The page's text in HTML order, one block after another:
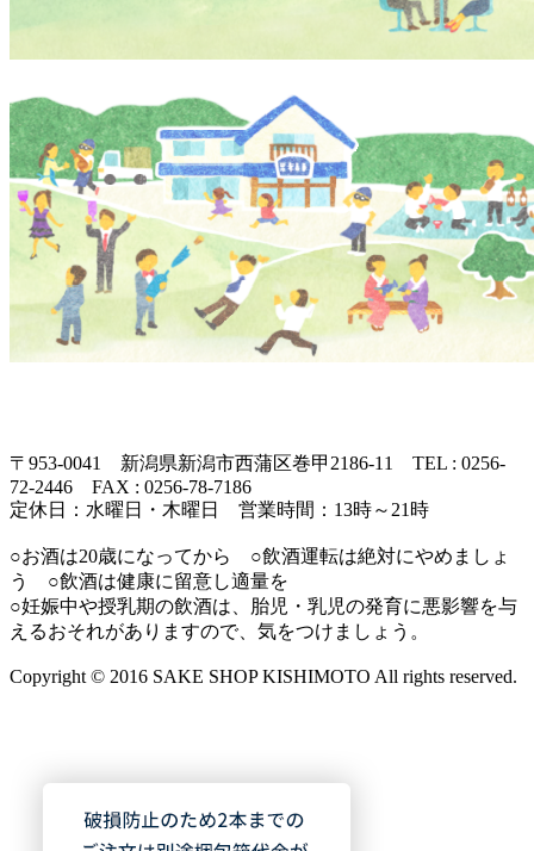
〒953-0041 新潟県新潟市西蒲区巻甲2186-11 TEL : 0256-
72-2446 FAX : 0256-78-7186
定休日：水曜日・木曜日 営業時間：13時～21時
○お酒は20歳になってから ○飲酒運転は絶対にやめましょ
う ○飲酒は健康に留意し適量を
○妊娠中や授乳期の飲酒は、胎児・乳児の発育に悪影響を与
えるおそれがありますので、気をつけましょう。
Copyright © 2016 SAKE SHOP KISHIMOTO All rights reserved.